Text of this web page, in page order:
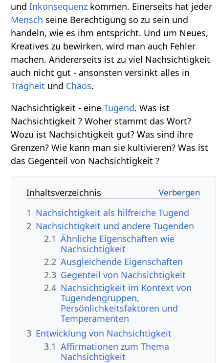
undInkonsequenz kommen. Einerseits hat jeder
Mensch seine Berechtigung so zu sein und
handeln, wie es ihm entspricht. Und um Neues,
Kreatives zu bewirken, wird man auch Fehler
machen. Andererseits ist zu viel Nachsichtigkeit
auch nicht gut - ansonsten versinkt alles in
Trägheit und Chaos.
Nachsichtigkeit - eineTugend. Was ist
Nachsichtigkeit ? Woher stammt das Wort?
Wozu ist Nachsichtigkeit gut? Was sind ihre
Grenzen? Wie kann man sie kultivieren? Was ist
das Gegenteil von Nachsichtigkeit ?
Inhaltsverzeichnis
1 Nachsichtigkeit als hilfreiche Tugend
2 Nachsichtigkeit und andere Tugenden
2.1 Ähnliche Eigenschaften wie
Nachsichtigkeit
2.2 Ausgleichende Eigenschaften
2.3 Gegenteil von Nachsichtigkeit
2.4 Nachsichtigkeit im Kontext von
Tugendengruppen,
Persönlichkeitsfaktoren und
Temperamenten
3 Entwicklung von Nachsichtigkeit
3.1 Affirmationen zum Thema
Nachsichtigkeit